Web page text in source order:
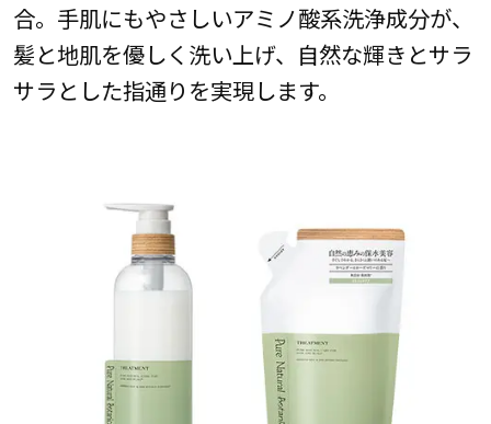
合。手肌にもやさしいアミノ酸系洗浄成分が、
髪と地肌を優しく洗い上げ、自然な輝きとサラ
サラとした指通りを実現します。